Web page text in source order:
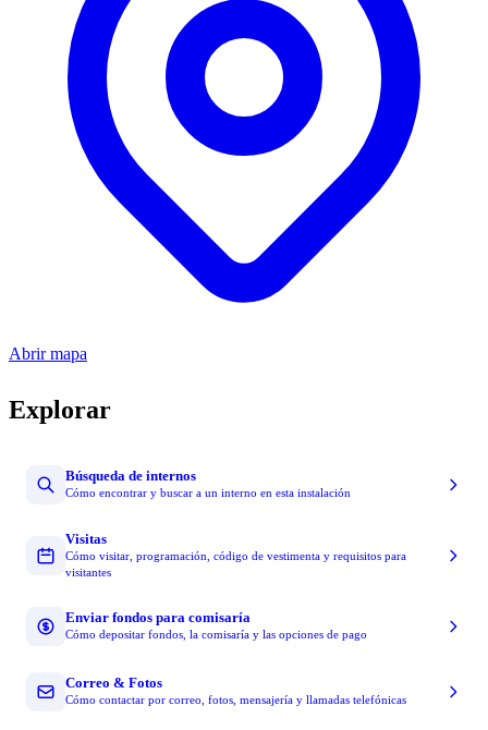
Abrir mapa
Explorar
Búsqueda de internos
Cómo encontrar y buscar a un interno en esta instalación
Visitas
Cómo visitar, programación, código de vestimenta y requisitos para
visitantes
Enviar fondos para comisaría
Cómo depositar fondos, la comisaría y las opciones de pago
Correo & Fotos
Cómo contactar por correo, fotos, mensajería y llamadas telefónicas